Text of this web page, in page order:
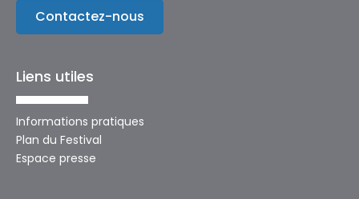
Contactez-nous
Liens utiles
Informations pratiques
Plan du Festival
Espace presse